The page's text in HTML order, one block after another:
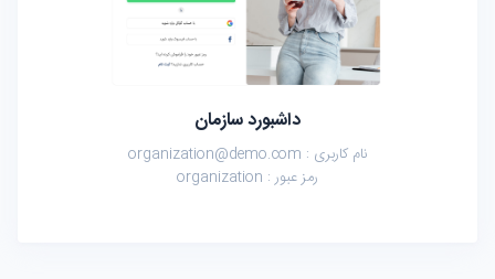
داشبورد سازمان
نام کاربری : organization@demo.com
رمز عبور : organization